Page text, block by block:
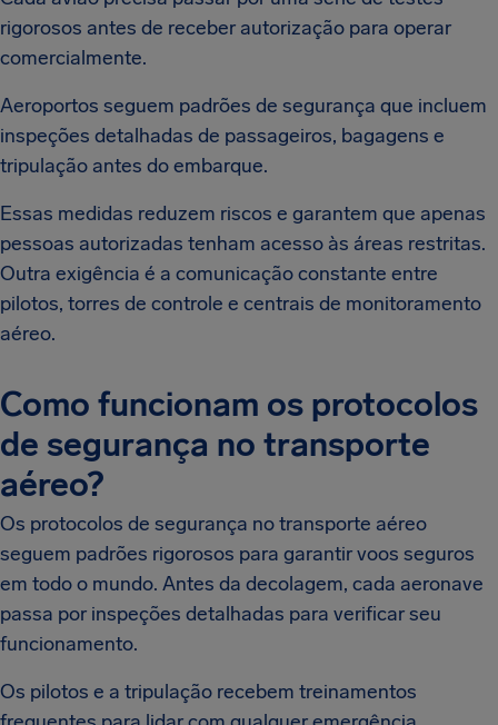
rigorosos antes de receber autorização para operar
comercialmente.
Aeroportos seguem padrões de segurança que incluem
inspeções detalhadas de passageiros, bagagens e
tripulação antes do embarque.
Essas medidas reduzem riscos e garantem que apenas
pessoas autorizadas tenham acesso às áreas restritas.
Outra exigência é a comunicação constante entre
pilotos, torres de controle e centrais de monitoramento
aéreo.
Como funcionam os protocolos
de segurança no transporte
aéreo?
Os protocolos de segurança no transporte aéreo
seguem padrões rigorosos para garantir voos seguros
em todo o mundo. Antes da decolagem, cada aeronave
passa por inspeções detalhadas para verificar seu
funcionamento.
Os pilotos e a tripulação recebem treinamentos